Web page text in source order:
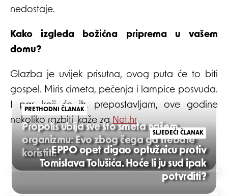
nedostaje.
Kako izgleda božićna priprema u vašem
domu?
Glazba je uvijek prisutna, ovog puta će to biti
gospel. Miris cimeta, pečenja i lampice posvuda.
I pas koji će ih, prepostavljam, ove godine
nekoliko razbiti, kaže za Net.hr
Post
navigation
PRETHODNI ČLANAK
Propolis ubija sve što smeta našem
organizmu: Evo zbog čega ga trebate
koristiti!
SLJEDEĆI ČLANAK
EPPO opet digao optužnicu protiv
Tomislava Tolušića. Hoće li ju sud ipak
potvrditi?